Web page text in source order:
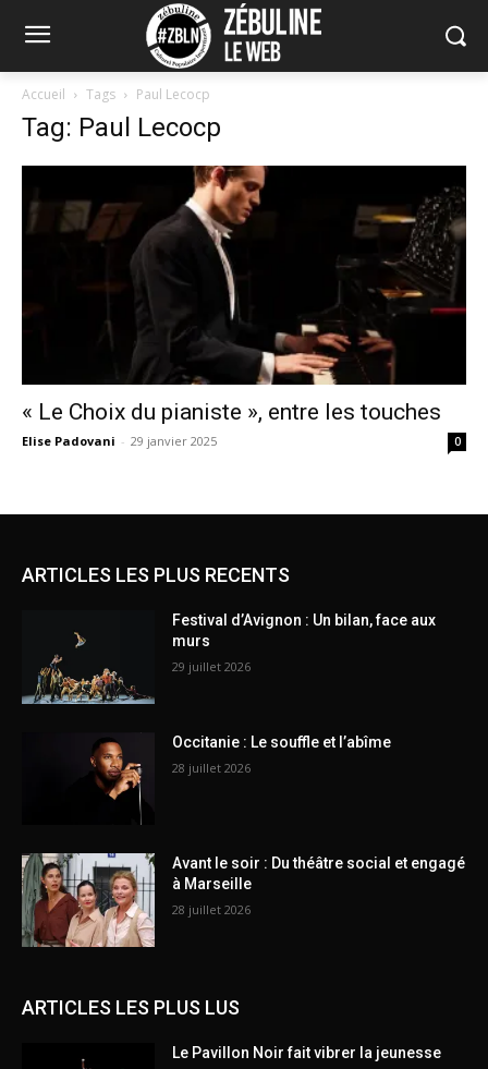
Accueil Tags Paul Lecocp
Tag: Paul Lecocp
« Le Choix du pianiste », entre les touches
Elise Padovani - 29 janvier 2025 0
ARTICLES LES PLUS RECENTS
Festival d’Avignon : Un bilan, face aux
murs
29 juillet 2026
Occitanie : Le souffle et l’abîme
28 juillet 2026
Avant le soir : Du théâtre social et engagé
à Marseille
28 juillet 2026
ARTICLES LES PLUS LUS
Le Pavillon Noir fait vibrer la jeunesse